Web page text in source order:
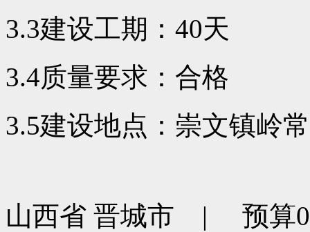
3.3建设工期：40天
3.4质量要求：合格
3.5建设地点：崇文镇岭
山西省 晋城市 | 预算